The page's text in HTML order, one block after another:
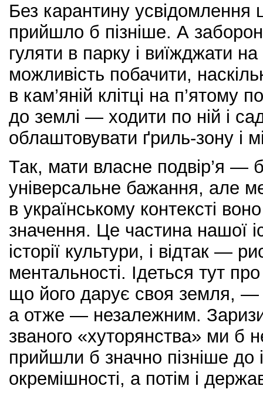
Без карантину усвідомлення
прийшло б пізніше. А
гуляти в парку і виїжджати на
можливість побачити,
в кам’яній клітці на п’ятому
до землі — ходити по ній і
облаштовувати ґриль-зону і
Так, мати власне подвір’я —
універсальне бажання, але
в українському контексті
значення. Це частина нашої
історії культури, і відтак —
ментальності. Ідеться тут
що його дарує своя земля, —
а отже — незалежним.
званого «хуторянства» ми б
прийшли б значно пізніше до
окремішності, а потім і